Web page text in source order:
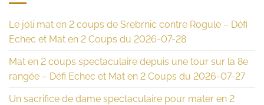
Le joli mat en 2 coups de Srebrnic contre Rogule – Défi
Echec et Mat en 2 Coups du 2026-07-28
Mat en 2 coups spectaculaire depuis une tour sur la 8e
rangée – Défi Echec et Mat en 2 Coups du 2026-07-27
Un sacrifice de dame spectaculaire pour mater en 2